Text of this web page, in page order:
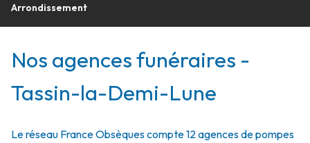
Arrondissement
Nos agences funéraires -
Tassin-la-Demi-Lune
Le réseau France Obsèques compte 12 agences de pompes